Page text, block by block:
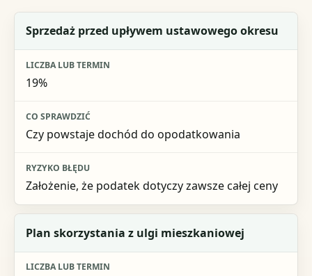
Sytuacja
Liczba lub termin
Sprzedaż przed upływem ustawowego okresu
19%
Czy powstaje dochód do opodatkowania
Założenie, że podatek dotyczy zawsze całej ceny
Plan skorzystania z ulgi mieszkaniowej